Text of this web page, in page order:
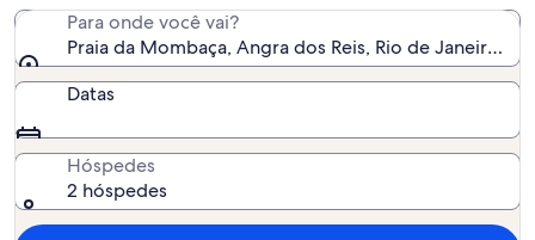
Para onde você vai?
Praia da Mombaça, Angra dos Reis, Rio de Janeiro
Datas
Hóspedes
2 hóspedes